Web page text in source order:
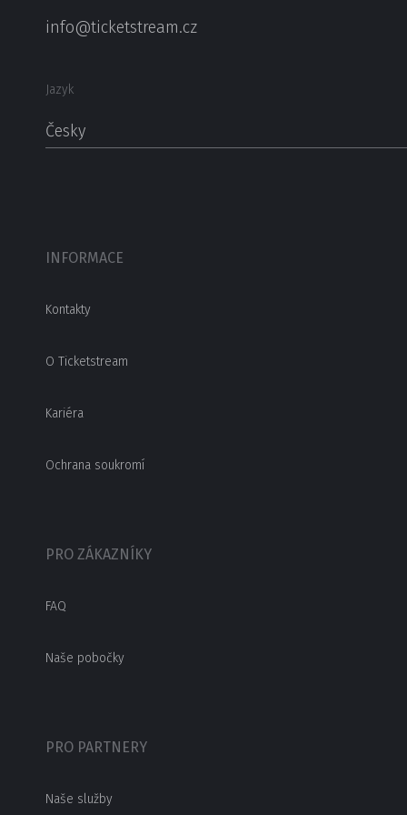
info@ticketstream.cz
Jazyk
Česky
INFORMACE
Kontakty
O Ticketstream
Kariéra
Ochrana soukromí
PRO ZÁKAZNÍKY
FAQ
Naše pobočky
PRO PARTNERY
Naše služby